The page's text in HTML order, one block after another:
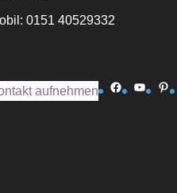
0151 40529332
aufnehmen Facebook